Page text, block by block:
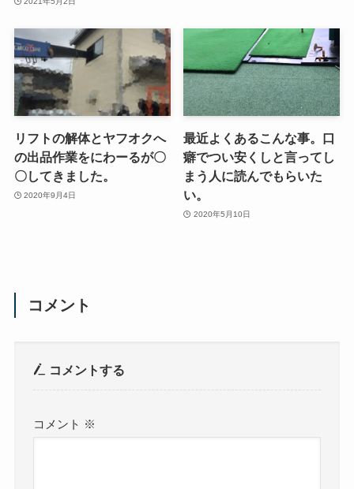
リフトの解体とヤフオクへ
の出品作業をにわーるが〇
〇してきました。
2020年9月4日
最近よくあるこんな事。口
癖でつい安くしと言ってし
まう人に読んでもらいた
い。
2020年5月10日
コメント
コメントする
コメント ※